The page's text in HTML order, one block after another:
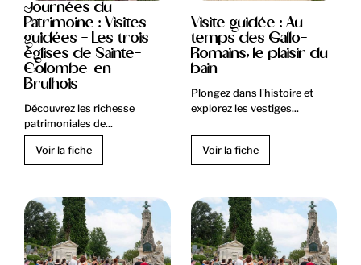
Journées du
Patrimoine : Visites
guidées - Les trois
églises de Sainte-
Colombe-en-
Brulhois
Découvrez les richesse
patrimoniales de...
Voir la fiche
Visite guidée : Au
temps des Gallo-
Romains, le plaisir du
bain
Plongez dans l'histoire et
explorez les vestiges...
Voir la fiche